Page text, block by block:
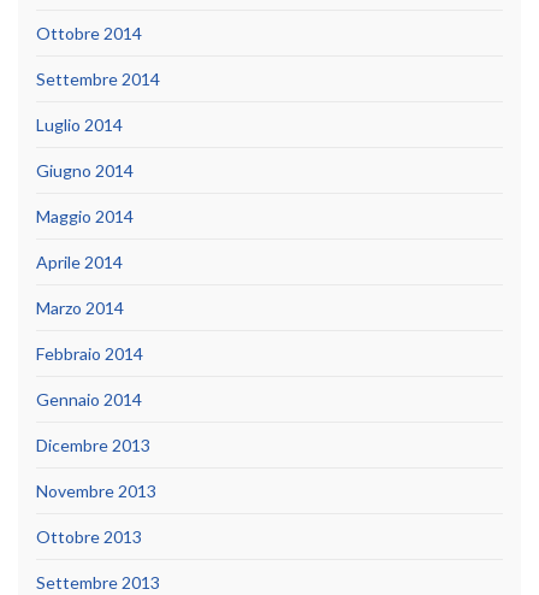
Ottobre 2014
Settembre 2014
Luglio 2014
Giugno 2014
Maggio 2014
Aprile 2014
Marzo 2014
Febbraio 2014
Gennaio 2014
Dicembre 2013
Novembre 2013
Ottobre 2013
Settembre 2013